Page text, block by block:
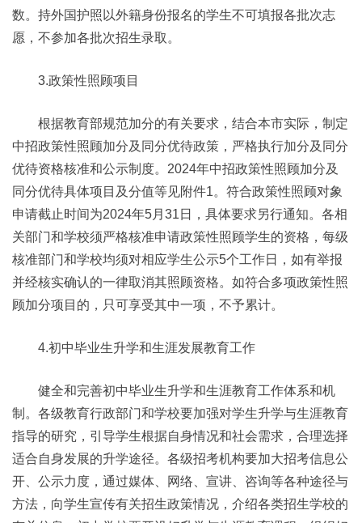
数。持外国护照以外籍身份报名的学生不可填报各批次志
愿，不参加各批次招生录取。
3.政策性照顾项目
根据教育部规范加分的有关要求，结合本市实际，制定
中招政策性照顾加分及同分优待政策，严格执行加分及同分
优待资格核准和公示制度。2024年中招政策性照顾加分及
同分优待具体项目及分值等见附件1。符合政策性照顾对象
申请截止时间为2024年5月31日，具体要求另行通知。各相
关部门和学校须严格核准申请政策性照顾学生的资格，每级
核准部门和学校均须对相应学生公示5个工作日，如有举报
并经核实确认的一律取消其照顾资格。如符合多项政策性照
顾加分项目的，只可享受其中一项，不予累计。
4.初中毕业生升学和生涯发展教育工作
健全和完善初中毕业生升学和生涯教育工作体系和机
制。各级教育行政部门和学校要加强对学生升学与生涯教育
指导的研究，引导学生根据自身情况和社会需求，合理选择
适合自身发展的升学途径。各级招考机构要加大招考信息公
开、公示力度，通过媒体、网络、宣讲、咨询等各种途径与
方法，向学生宣传有关招生政策情况，介绍各类招生学校的